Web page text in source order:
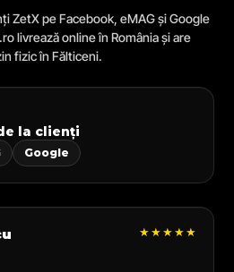
ZetX pe Facebook, eMAG și Google
livrează online în România și are
fizic în Fălticeni.
la clienți
Google
★★★★★